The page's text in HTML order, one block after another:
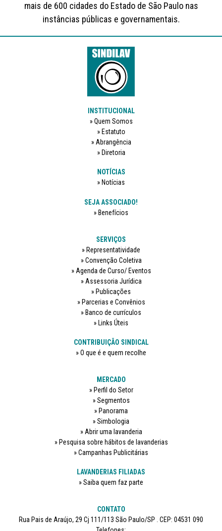
mais de 600 cidades do Estado de São Paulo nas
instâncias públicas e governamentais.
INSTITUCIONAL
Quem Somos
Estatuto
Abrangência
Diretoria
NOTÍCIAS
Notícias
SEJA ASSOCIADO!
Benefícios
SERVIÇOS
Representatividade
Convenção Coletiva
Agenda de Curso/ Eventos
Assessoria Jurídica
Publicações
Parcerias e Convênios
Banco de currículos
Links Úteis
CONTRIBUIÇÃO SINDICAL
O que é e quem recolhe
MERCADO
Perfil do Setor
Segmentos
Panorama
Simbologia
Abrir uma lavanderia
Pesquisa sobre hábitos de lavanderias
Campanhas Publicitárias
LAVANDERIAS FILIADAS
Saiba quem faz parte
CONTATO
Rua Pais de Araújo, 29 Cj 111/113 São Paulo/SP . CEP: 04531 090